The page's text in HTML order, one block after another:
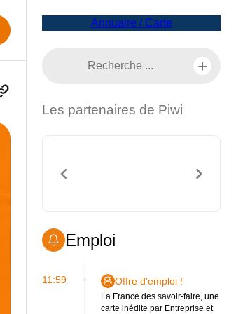
Annuaire / Carte
Les partenaires de Piwi
Emploi
11:59 Offre d'emploi !
La France des savoir-faire, une
carte inédite par Entreprise et